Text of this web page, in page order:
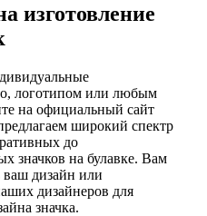
изготовление
логотипом или любым
на официальный сайт
широкий спектр
до
значков на булавке. Вам
ваш дизайн или
дизайнеров для
значка.